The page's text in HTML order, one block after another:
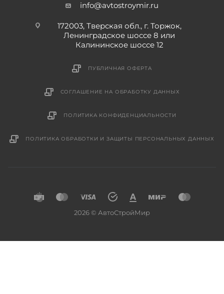
info@avtostroymir.ru
172003, Тверская обл., г. Торжок,
Ленинградское шоссе 8 или
Калининское шоссе 12
ПУБЛИЧНАЯ ОФЕРТА
СОГЛАШЕНИЕ НА ОБРАБОТКУ ДАННЫХ
ПОЛИТИКА КОНФИДЕНЦИАЛЬНОСТИ
ПОЛИТИКА ОБРАБОТКИ И ЗАЩИТЫ ПЕРСОНАЛЬНЫХ ДАННЫХ
2026 © АвтоСтройМир